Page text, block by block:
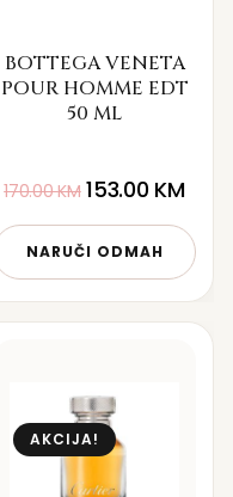
BOTTEGA VENETA
POUR HOMME EDT
50 ML
170.00KM 153.00 KM
NARUČI ODMAH
AKCIJA!